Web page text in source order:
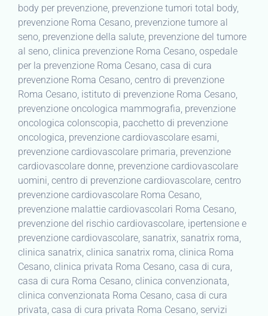
body per prevenzione, prevenzione tumori total body,
prevenzione Roma Cesano, prevenzione tumore al
seno, prevenzione della salute, prevenzione del tumore
al seno, clinica prevenzione Roma Cesano, ospedale
per la prevenzione Roma Cesano, casa di cura
prevenzione Roma Cesano, centro di prevenzione
Roma Cesano, istituto di prevenzione Roma Cesano,
prevenzione oncologica mammografia, prevenzione
oncologica colonscopia, pacchetto di prevenzione
oncologica, prevenzione cardiovascolare esami,
prevenzione cardiovascolare primaria, prevenzione
cardiovascolare donne, prevenzione cardiovascolare
uomini, centro di prevenzione cardiovascolare, centro
prevenzione cardiovascolare Roma Cesano,
prevenzione malattie cardiovascolari Roma Cesano,
prevenzione del rischio cardiovascolare, ipertensione e
prevenzione cardiovascolare, sanatrix, sanatrix roma,
clinica sanatrix, clinica sanatrix roma, clinica Roma
Cesano, clinica privata Roma Cesano, casa di cura,
casa di cura Roma Cesano, clinica convenzionata,
clinica convenzionata Roma Cesano, casa di cura
privata, casa di cura privata Roma Cesano, servizi